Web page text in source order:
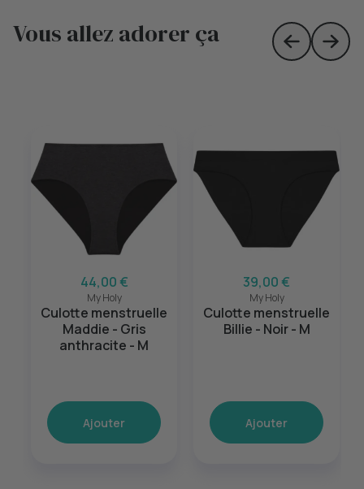
Vous allez adorer ça
Skip toSkip
44,00 €
My Holy
Culotte menstruelle
Maddie - Gris
anthracite - M
Ajouter
39,00 €
My Holy
Culotte menstruelle
Billie - Noir - M
Ajouter